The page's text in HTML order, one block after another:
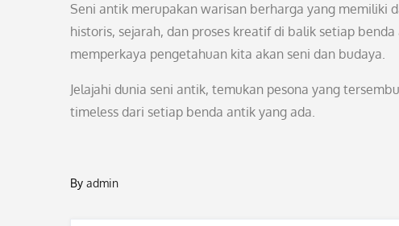
Seni antik merupakan warisan berharga yang memiliki
historis, sejarah, dan proses kreatif di balik setiap
memperkaya pengetahuan kita akan seni dan budaya.
Jelajahi dunia seni antik, temukan pesona yang
timeless dari setiap benda antik yang ada.
By admin